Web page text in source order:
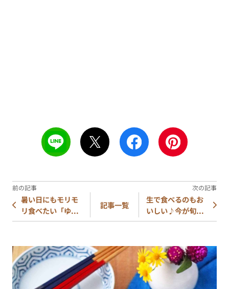
暑い日にもモリモ
リ食べたい「ゆ...
記事一覧
生で食べるのもお
いしい♪今が旬...